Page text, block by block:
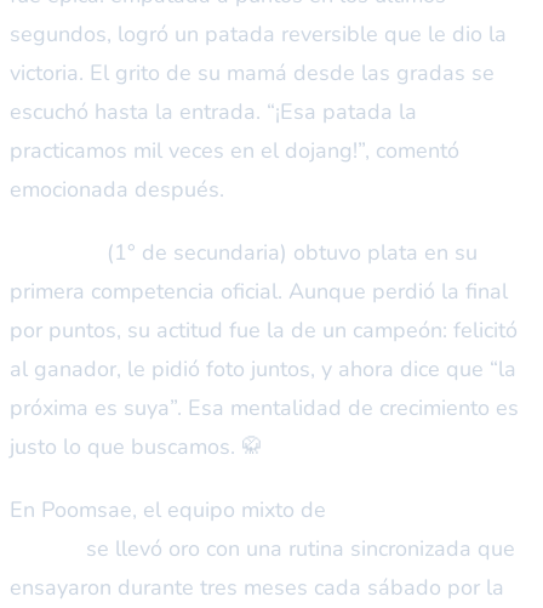
segundos, logró un patada reversible que le dio la
victoria. El grito de su mamá desde las gradas se
escuchó hasta la entrada. “¡Esa patada la
practicamos mil veces en el dojang!”, comentó
emocionada después.
(1° de secundaria) obtuvo plata en su
primera competencia oficial. Aunque perdió la final
por puntos, su actitud fue la de un campeón: felicitó
al ganador, le pidió foto juntos, y ahora dice que “la
próxima es suya”. Esa mentalidad de crecimiento es
justo lo que buscamos. 🥋
En Poomsae, el equipo mixto de
se llevó oro con una rutina sincronizada que
ensayaron durante tres meses cada sábado por la